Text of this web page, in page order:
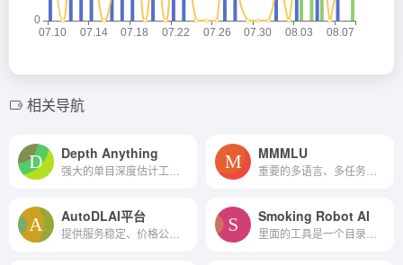
相关导航
Depth Anything MMMLU
AutoDLAI平台 Smoking Robot AI